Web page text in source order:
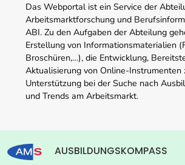
Das Webportal ist ein Service der
Arbeitsmarktforschung und
ABI. Zu den Aufgaben der Abteilung
Erstellung von Informationsmaterialien
Broschüren,…), die Entwicklung,
Aktualisierung von Online-Instrumenten
Unterstützung bei der Suche nach
und Trends am Arbeitsmarkt.
AUSBILDUNGSKOMPASS